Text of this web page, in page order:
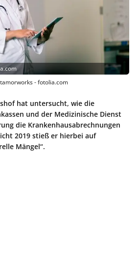
- fotolia.com
hat untersucht, wie die
und der Medizinische Dienst
die Krankenhausabrechnungen
2019 stieß er hierbei auf
Mängel“.